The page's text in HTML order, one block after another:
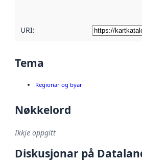
URI:
Tema
Regionar og byar
Nøkkelord
Ikkje oppgitt
Diskusjonar på